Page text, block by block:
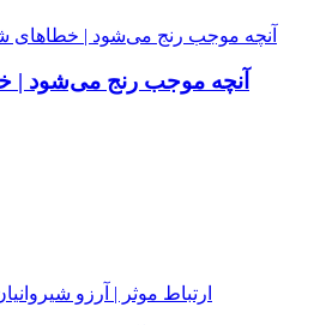
آنچه موجب رنج می‌شود |